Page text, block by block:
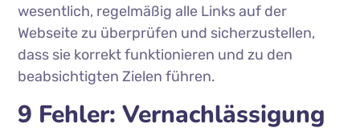
wesentlich, regelmäßig alle Links auf der
Webseite zu überprüfen und sicherzustellen,
dass sie korrekt funktionieren und zu den
beabsichtigten Zielen führen.
9 Fehler: Vernachlässigung